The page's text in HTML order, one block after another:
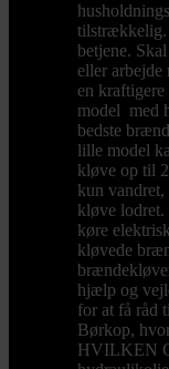
tilstrækkelig.
betjene.
eller
en
model med
bedste
lille model
kløve op til
kun
kløve
køre
kløvede
hjælp og
for at få råd
Børkop,
HVILKEN